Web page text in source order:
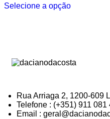
Selecione a opção
Rua Arriaga 2, 1200-609
Telefone : (+351) 911 081
Email :